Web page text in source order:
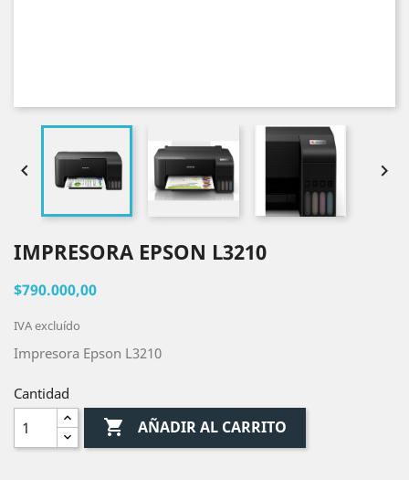
 
IMPRESORA EPSON L3210
$790.000,00
IVA excluído
Impresora Epson L3210
Cantidad
 AÑADIR AL CARRITO